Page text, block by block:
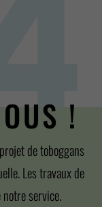
!
de toboggans
Les travaux de
service.